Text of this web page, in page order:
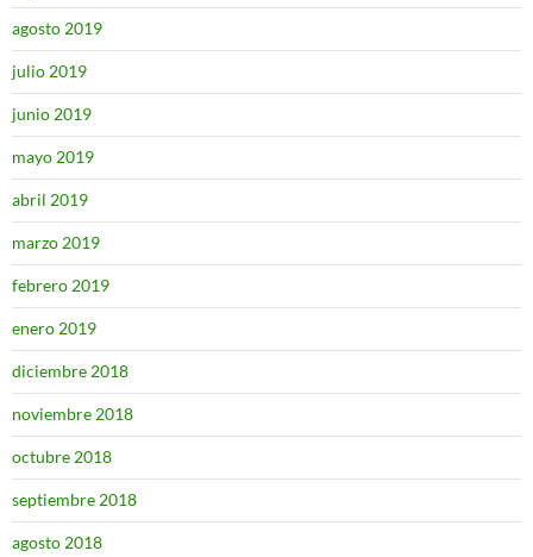
agosto 2019
julio 2019
junio 2019
mayo 2019
abril 2019
marzo 2019
febrero 2019
enero 2019
diciembre 2018
noviembre 2018
octubre 2018
septiembre 2018
agosto 2018